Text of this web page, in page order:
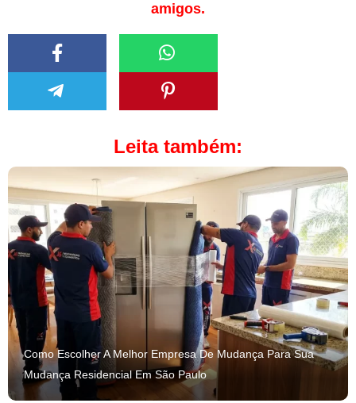
amigos.
Leita também:
Como Escolher A Melhor Empresa De Mudança Para Sua
Mudança Residencial Em São Paulo